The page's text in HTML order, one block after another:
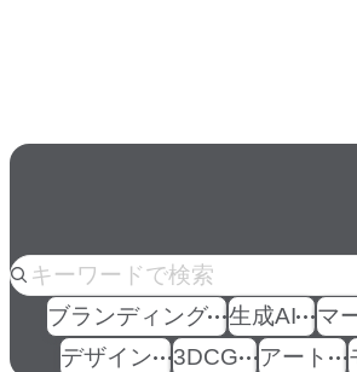
人気の
ブランディング 生成AI
マ
デザイン
3DCG アート